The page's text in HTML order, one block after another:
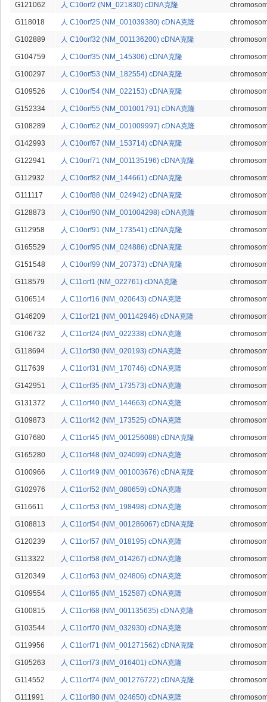
G121062 人 C10orf2 (NM_021830) cDNA克隆
G118018 人 C10orf25 (NM_001039380) cDNA克隆
G102889 人 C10orf32 (NM_001136200) cDNA克隆
G104759 人 C10orf35 (NM_145306) cDNA克隆
G100297 人 C10orf53 (NM_182554) cDNA克隆
G109526 人 C10orf54 (NM_022153) cDNA克隆
G152334 人 C10orf55 (NM_001001791) cDNA克隆
G108289 人 C10orf62 (NM_001009997) cDNA克隆
G142993 人 C10orf67 (NM_153714) cDNA克隆
G122941 人 C10orf71 (NM_001135196) cDNA克隆
G112932 人 C10orf82 (NM_144661) cDNA克隆
G111117 人 C10orf88 (NM_024942) cDNA克隆
G128873 人 C10orf90 (NM_001004298) cDNA克隆
G112958 人 C10orf91 (NM_173541) cDNA克隆
G165529 人 C10orf95 (NM_024886) cDNA克隆
G151548 人 C10orf99 (NM_207373) cDNA克隆
G118579 人 C11orf1 (NM_022761) cDNA克隆
G106514 人 C11orf16 (NM_020643) cDNA克隆
G146209 人 C11orf21 (NM_001142946) cDNA克隆
G106732 人 C11orf24 (NM_022338) cDNA克隆
G118694 人 C11orf30 (NM_020193) cDNA克隆
G117639 人 C11orf31 (NM_170746) cDNA克隆
G142951 人 C11orf35 (NM_173573) cDNA克隆
G131372 人 C11orf40 (NM_144663) cDNA克隆
G109873 人 C11orf42 (NM_173525) cDNA克隆
G107680 人 C11orf45 (NM_001256088) cDNA克隆
G165280 人 C11orf48 (NM_024099) cDNA克隆
G100966 人 C11orf49 (NM_001003676) cDNA克隆
G102976 人 C11orf52 (NM_080659) cDNA克隆
G116611 人 C11orf53 (NM_198498) cDNA克隆
G108813 人 C11orf54 (NM_001286067) cDNA克隆
G120239 人 C11orf57 (NM_018195) cDNA克隆
G113322 人 C11orf58 (NM_014267) cDNA克隆
G120349 人 C11orf63 (NM_024806) cDNA克隆
G109554 人 C11orf65 (NM_152587) cDNA克隆
G100815 人 C11orf68 (NM_001135635) cDNA克隆
G103544 人 C11orf70 (NM_032930) cDNA克隆
G119956 人 C11orf71 (NM_001271562) cDNA克隆
G105263 人 C11orf73 (NM_016401) cDNA克隆
G114552 人 C11orf74 (NM_001276722) cDNA克隆
G111991 人 C11orf80 (NM_024650) cDNA克隆